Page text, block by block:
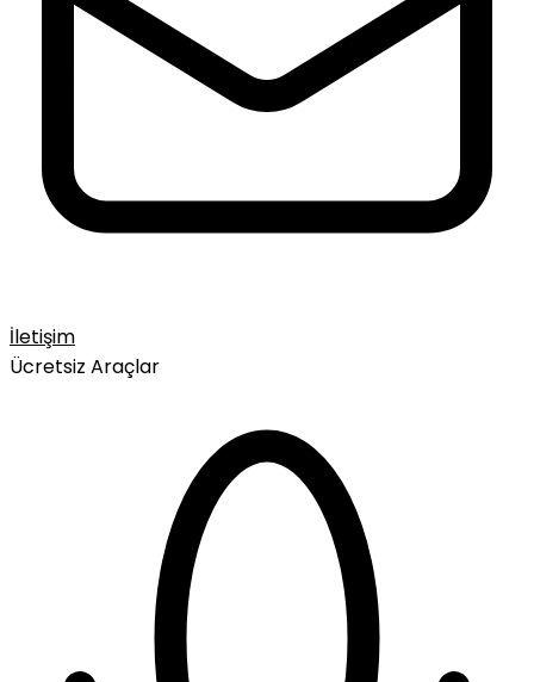
İletişim
Ücretsiz Araçlar